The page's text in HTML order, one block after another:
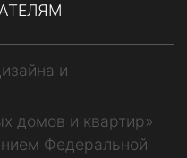
и
домов и квартир»
Федеральной